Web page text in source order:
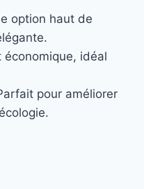
option haut de
économique, idéal
pour améliorer